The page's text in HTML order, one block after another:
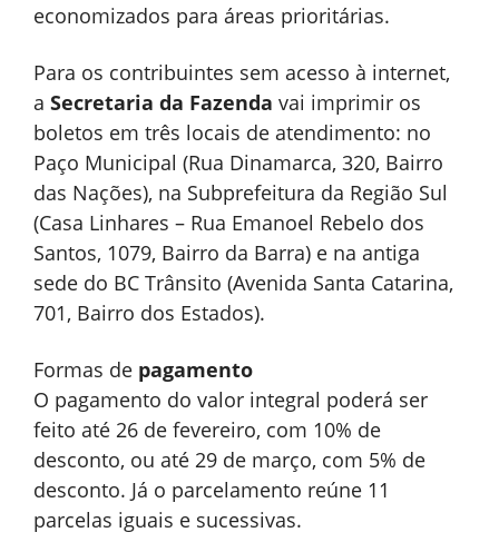
economizados para áreas prioritárias.
Para os contribuintes sem acesso à internet,
a Secretaria da Fazenda vai imprimir os
boletos em três locais de atendimento: no
Paço Municipal (Rua Dinamarca, 320, Bairro
das Nações), na Subprefeitura da Região Sul
(Casa Linhares – Rua Emanoel Rebelo dos
Santos, 1079, Bairro da Barra) e na antiga
sede do BC Trânsito (Avenida Santa Catarina,
701, Bairro dos Estados).
Formas de pagamento
O pagamento do valor integral poderá ser
feito até 26 de fevereiro, com 10% de
desconto, ou até 29 de março, com 5% de
desconto. Já o parcelamento reúne 11
parcelas iguais e sucessivas.